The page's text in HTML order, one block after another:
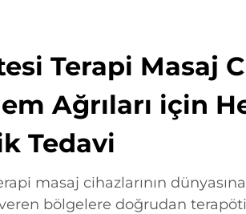
Terapi Masaj
Ağrıları için
Tedavi
masaj cihazlarının
veren bölgelere doğrudan